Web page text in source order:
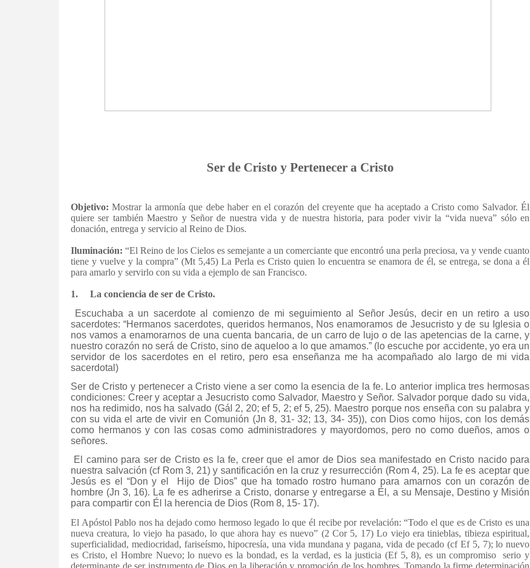
Ser de Cristo y Pertenecer a Cristo
Objetivo: Mostrar la armonía que debe haber en el corazón del creyente que ha aceptado a Cristo como Salvador. Él
quiere ser también Maestro y Señor de nuestra vida y de nuestra historia, para poder vivir la “vida nueva” sólo en
donación, entrega y servicio al Reino de Dios.
Iluminación: “El Reino de los Cielos es semejante a un comerciante que encontró una perla preciosa, va y vende cuanto
tiene y vuelve y la compra” (Mt 5,45) La Perla es Cristo quien lo encuentra se enamora de él, se entrega, se dona a él
para amarlo y servirlo con su vida a ejemplo de san Francisco.
1.
La conciencia de ser de Cristo.
Escuchaba a un sacerdote al comienzo de mi seguimiento al Señor Jesús, decir en un retiro a uso
sacerdotes: “Hermanos sacerdotes, queridos hermanos, Nos enamoramos de Jesucristo y de su Iglesia o
nos vamos a enamorarnos de una cuenta bancaria, de un carro de lujo o de las apetencias de la carne, y
nuestro corazón no será de Cristo, sino de aqueloo a lo que amamos.” (lo escuche por accidente, yo era un
servidor de los sacerdotes en el retiro, pero esa enseñanza me ha acompañado alo largo de mi vida
sacerdotal)
Ser de Cristo y pertenecer a Cristo viene a ser como la esencia de la fe. Lo anterior implica tres hermosas
condiciones: Creer y aceptar a Jesucristo como Salvador, Maestro y Señor. Salvador porque dado su vida,
nos ha redimido, nos ha salvado (Gál 2, 20; ef 5, 2; ef 5, 25). Maestro porque nos enseña con su palabra y
con su vida el arte de vivir en Comunión (Jn 8, 31- 32; 13, 34- 35)), con Dios como hijos, con los demás
como hermanos y con las cosas como administradores y mayordomos, pero no como dueños, amos o
señores.
El camino para ser de Cristo es la fe, creer que el amor de Dios sea manifestado en Cristo nacido para
nuestra salvación (cf Rom 3, 21) y santificación en la cruz y resurrección (Rom 4, 25). La fe es aceptar que
Jesús es el “Don y el
Hijo de Dios” que ha tomado rostro humano para amarnos con un corazón de
hombre (Jn 3, 16). La fe es adherirse a Cristo, donarse y entregarse a Él, a su Mensaje, Destino y Misión
para compartir con Él la herencia de Dios (Rom 8, 15- 17).
El Apóstol Pablo nos ha dejado como hermoso legado lo que él recibe por revelación: “Todo el que es de Cristo es una
nueva creatura, lo viejo ha pasado, lo que ahora hay es nuevo” (2 Cor 5, 17) Lo viejo era tinieblas, tibieza espiritual,
superficialidad, mediocridad, fariseísmo, hipocresía, una vida mundana y pagana, vida de pecado (cf Ef 5, 7); lo nuevo
es Cristo, el Hombre Nuevo; lo nuevo es la bondad, es la verdad, es la justicia (Ef 5, 8), es un compromiso serio y
determinante de ser instrumento de Dios en la liberación y promoción de los hombres. Tomando la firme determinación